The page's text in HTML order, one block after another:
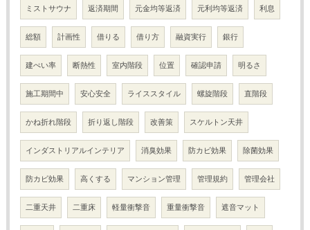
ミストサウナ 返済期間 元金均等返済 元利均等返済 利息
総額 計画性 借りる 借り方 融資実行 銀行
建ぺい率 断熱性 室内階段 位置 確認申請 明るさ
施工期間中 安心安全 ライススタイル 螺旋階段 直階段
かね折れ階段 折り返し階段 改善策 スケルトン天井
インダストリアルインテリア 消臭効果 防カビ効果 除菌効果
防カビ効果 高くする マンション管理 管理規約 管理会社
二重天井 二重床 軽量衝撃音 重量衝撃音 遮音マット